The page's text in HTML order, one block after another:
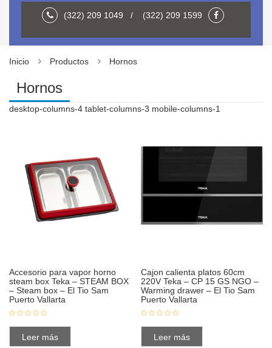
(322) 209 1049 / (322) 209 1599
Inicio Productos Hornos
Hornos
desktop-columns-4 tablet-columns-3 mobile-columns-1
Accesorio para vapor horno
steam box Teka – STEAM BOX
– Steam box – El Tio Sam
Puerto Vallarta
Leer más
Cajon calienta platos 60cm
220V Teka – CP 15 GS NGO –
Warming drawer – El Tio Sam
Puerto Vallarta
Leer más